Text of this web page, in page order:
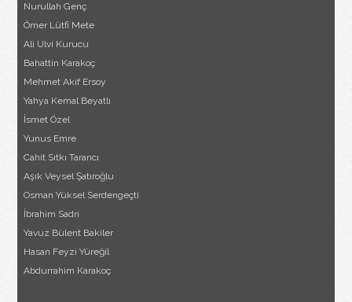
Nurullah Genç
Ömer Lütfi Mete
Ali Ulvi Kurucu
Bahattin Karakoç
Mehmet Akif Ersoy
Yahya Kemal Beyatlı
İsmet Özel
Yunus Emre
Cahit Sıtkı Tarancı
Aşık Veysel Şatıroğlu
Osman Yüksel Serdengeçti
İbrahim Sadri
Yavuz Bülent Bakiler
Hasan Feyzi Yüreğil
Abdurrahim Karakoç